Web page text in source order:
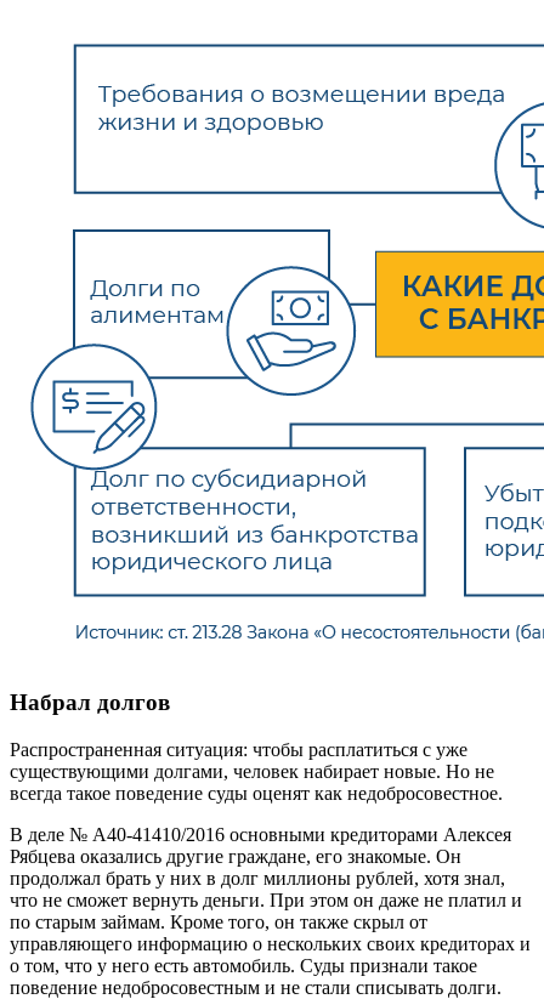
Набрал долгов
Распространенная ситуация: чтобы расплатиться с уже
существующими долгами, человек набирает новые. Но не
всегда такое поведение суды оценят как недобросовестное.
В деле № А40-41410/2016 основными кредиторами Алексея
Рябцева оказались другие граждане, его знакомые. Он
продолжал брать у них в долг миллионы рублей, хотя знал,
что не сможет вернуть деньги. При этом он даже не платил и
по старым займам. Кроме того, он также скрыл от
управляющего информацию о нескольких своих кредиторах и
о том, что у него есть автомобиль. Суды признали такое
поведение недобросовестным и не стали списывать долги.